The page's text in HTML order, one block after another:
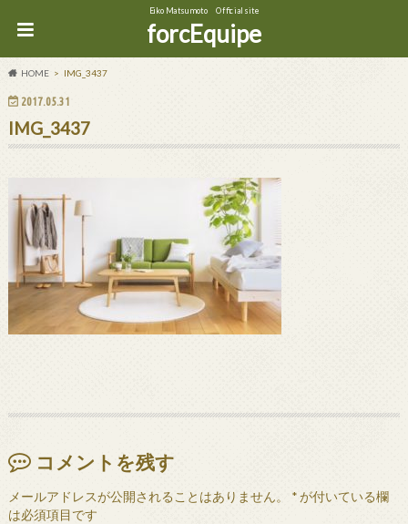
Eiko Matsumoto Official site
forcEquipe
HOME IMG_3437
2017.05.31
IMG_3437
コメントを残す
メールアドレスが公開されることはありません。 *が付いている欄
は必須項目です